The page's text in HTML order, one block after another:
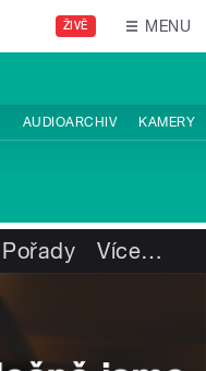
ŽIVĚ MENU
AUDIOARCHIV KAMERY
Pořady Více…